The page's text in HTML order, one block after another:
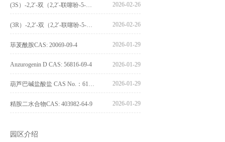
2026-02-26
2026-02-26
荜茇酰胺CAS: 20069-09-4 2026-01-29
Anzurogenin D CAS: 56816-69-4 2026-01-29
2026-01-29
精胺二水合物CAS: 403982-64-9 2026-01-29
园区介绍